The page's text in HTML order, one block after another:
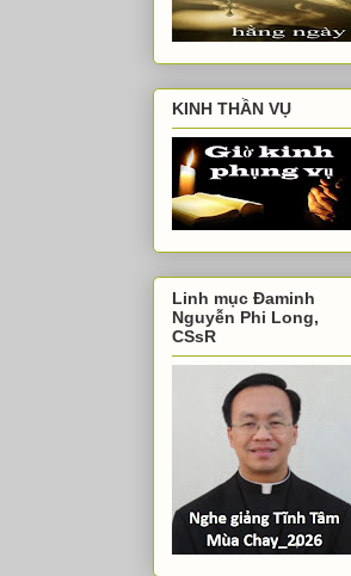
KINH THẦN VỤ
Linh mục Đaminh
Nguyễn Phi Long,
CSsR